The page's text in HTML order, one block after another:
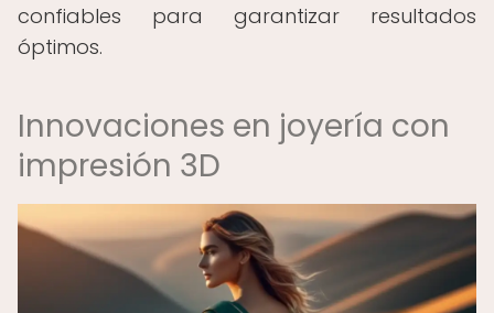
confiables para garantizar resultados
óptimos.
Innovaciones en joyería con
impresión 3D